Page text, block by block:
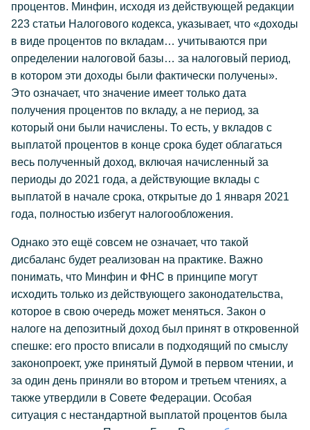
процентов. Минфин, исходя из действующей редакции
223 статьи Налогового кодекса, указывает, что «доходы
в виде процентов по вкладам… учитываются при
определении налоговой базы… за налоговый период,
в котором эти доходы были фактически получены».
Это означает, что значение имеет только дата
получения процентов по вкладу, а не период, за
который они были начислены. То есть, у вкладов с
выплатой процентов в конце срока будет облагаться
весь полученный доход, включая начисленный за
периоды до 2021 года, а действующие вклады с
выплатой в начале срока, открытые до 1 января 2021
года, полностью избегут налогообложения.
Однако это ещё совсем не означает, что такой
дисбаланс будет реализован на практике. Важно
понимать, что Минфин и ФНС в принципе могут
исходить только из действующего законодательства,
которое в свою очередь может меняться. Закон о
налоге на депозитный доход был принят в откровенной
спешке: его просто вписали в подходящий по смыслу
законопроект, уже принятый Думой в первом чтении, и
за один день приняли во втором и третьем чтениях, а
также утвердили в Совете Федерации. Особая
ситуация с нестандартной выплатой процентов была